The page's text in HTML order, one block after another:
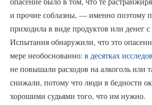
и прочие соблазны, — именно поэтому
приходила в виде продуктов или денег
Испытания обнаружили, что это
мере необоснованно: в десятках
не повышали расходов на алкоголь или
снижали, потому что люди в бедности
хорошими судьями того, что им нужно.